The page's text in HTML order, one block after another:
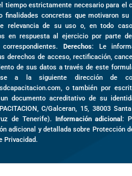
tiempo estrictamente necesario para el
finalidades concretas que motivaron su
relevancia de su uso o, en todo
en respuesta al ejercicio por parte
correspondientes. Derechos: Le
derechos de acceso, rectificación,
de sus datos a través de este
a la siguiente dirección de
o también por
documento acreditativo de su
C/Galceran, 15, 38003
de Tenerife).Información adicional:
adicional y detallada sobre Protección
Privacidad.